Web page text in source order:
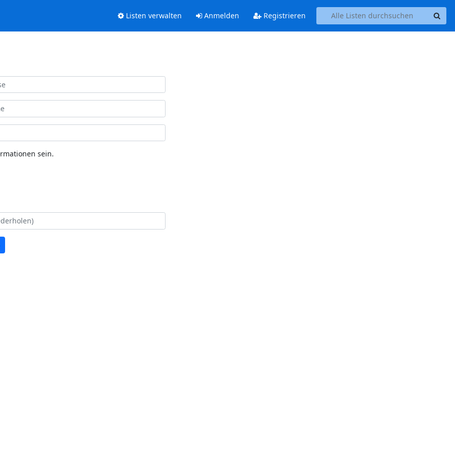
Listen verwalten Anmelden Registrieren
sein.